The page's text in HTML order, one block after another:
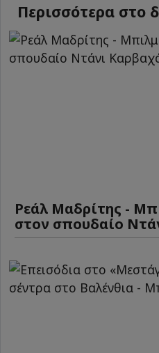
Περισσότερα στο
Ρεάλ Μαδρίτης -
στον σπουδαίο